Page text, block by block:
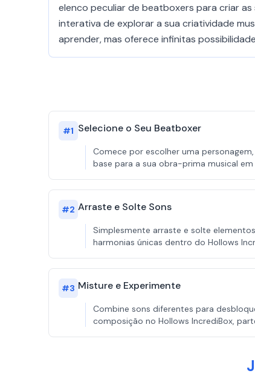
elenco peculiar de beatboxers para criar as
interativa de explorar a sua criatividade
aprender, mas oferece infinitas
#1 Selecione o Seu Beatboxer
Comece por escolher uma
base para a sua obra-prima musical em
#2 Arraste e Solte Sons
Simplesmente arraste e solte
harmonias únicas dentro do Hollows
#3 Misture e Experimente
Combine sons diferentes para
composição no Hollows IncrediBox,